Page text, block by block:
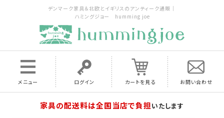
デンマーク家具＆北欧とイギリスのアンティーク通販｜
ハミングジョー humming joe
メニュー ログイン カートを見る お問い合わせ
家具の配送料は全国当店で負担いたします